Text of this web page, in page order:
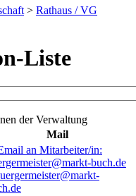
> Rathaus / VG
Liste
der Verwaltung
Mail